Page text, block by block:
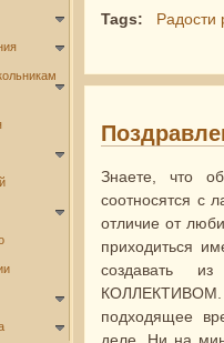
Tags:
Радости
Знаете, что
соотносятся с
отличие от
приходиться
создавать
подходящее
деле. Ни на